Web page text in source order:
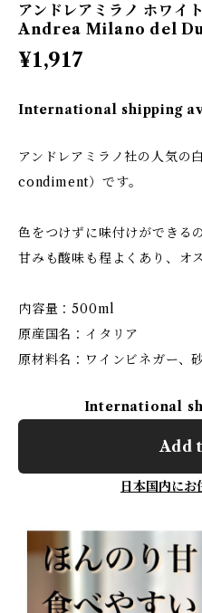
アンドレアミラノ ホワイ
Andrea Milano del
¥1,917
International shipping
アンドレアミラノ社の人気の
condiment）です。
色をつけずに味付けができる
甘みも酸味も程よくあり、オ
内容量：500ml
原産国名：イタリア
原材料名：ワインビネガー、
International
Add
日本国内にお